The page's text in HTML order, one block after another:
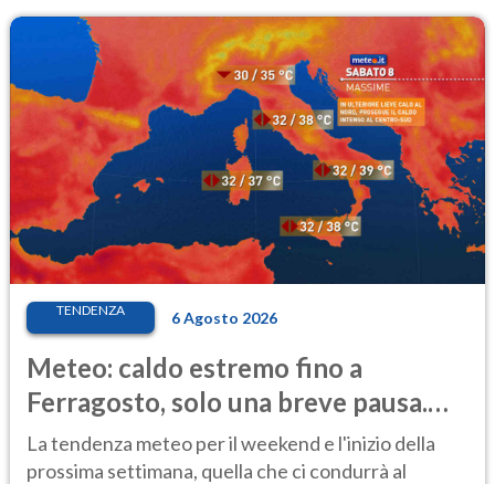
TENDENZA 6 Agosto 2026
Meteo: caldo estremo fino a
Ferragosto, solo una breve pausa.
Ecco dove
La tendenza meteo per il weekend e l'inizio della
prossima settimana, quella che ci condurrà al